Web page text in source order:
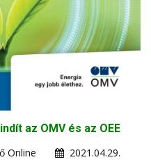
az OMV és az OEE
Online
2021.04.29.